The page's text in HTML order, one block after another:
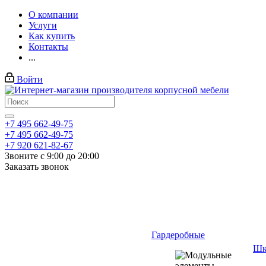
О компании
Услуги
Как купить
Контакты
...
Войти
+7 495 662-49-75
+7 495 662-49-75
+7 920 621-82-67
Звоните с 9:00 до 20:00
Заказать звонок
Гардеробные